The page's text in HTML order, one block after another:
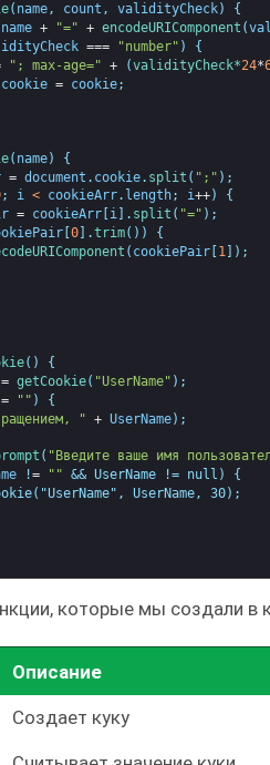
( name, count , validityCheck)
{
name + "=" + encodeURIComponent (
=== "number" )
{
"; max-age=" + (validityCheck*24*
cookie = cookie;
( name)
{
= document . cookie. split ( ";" ) ;
; i < cookieArr. length; i++)
{
= cookieArr[ i] . split ( "=" ) ;
[0] .trim( ) )
{
( cookiePair[1 ] ) ;
( )
{
= getCookie( "UserName" ) ;
= "" )
{
" + UserName) ;
( "Введите ваше имя
!= "" && UserName != null) {
UserName, 30);
которые мы создали в
Описание
Создает куку